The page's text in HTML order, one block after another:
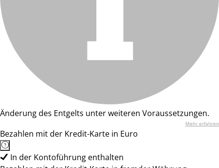
Änderung des Entgelts unter weiteren Voraussetzungen.
Mehr erfahren
Bezahlen mit der Kredit-Karte in Euro
In der Kontoführung enthalten